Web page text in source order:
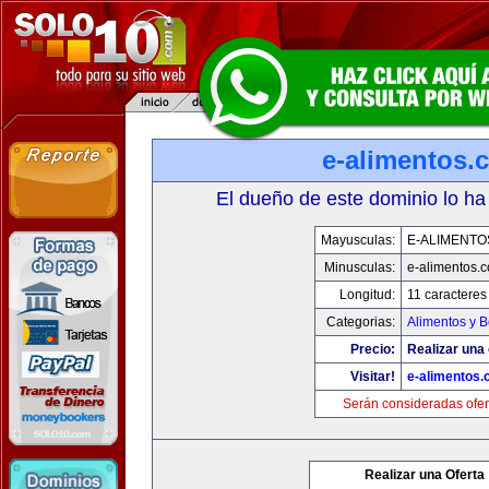
e-
El dueño de este dominio lo
Mayusculas:
E-
Minusculas:
e-
Longitud:
11 caracteres
Categorias:
Alimentos y
Precio:
Realizar
Visitar!
e-
Serán consideradas
Realizar una Oferta